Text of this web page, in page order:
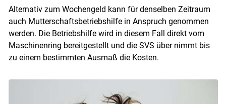
Alternativ zum Wochengeld kann für denselben Zeitraum
auch Mutterschaftsbetriebshilfe in Anspruch genommen
werden. Die Betriebshilfe wird in diesem Fall direkt vom
Maschinenring bereitgestellt und die SVS über nimmt bis
zu einem bestimmten Ausmaß die Kosten.